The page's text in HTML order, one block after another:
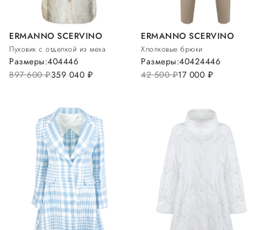
ERMANNO SCERVINO
Пуховик с отделкой из меха
897 600руб.359 040 руб.
Размеры:404446
ERMANNO SCERVINO
Хлопковые брюки
42 500руб.17 000 руб.
Размеры:40424446